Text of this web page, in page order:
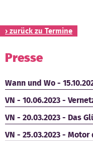
› zurück zu Termine
Presse
Wann und Wo -
VN - 10.06.2023 -
VN - 20.03.2023 - Das
VN - 25.03.2023 -